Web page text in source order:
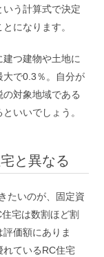
う計算式で決定
になります。
つ建物や土地に
大で0.3％。自分が
対象地域である
いいでしょう。
と異なる
たいのが、固定資
宅は数割ほど割
価額にありま
れているRC住宅